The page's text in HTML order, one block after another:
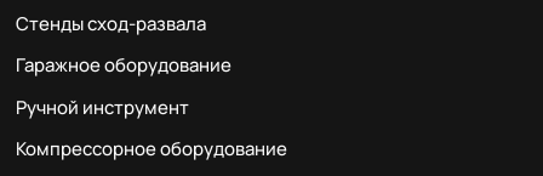
Стенды сход-развала
Гаражное оборудование
Ручной инструмент
Компрессорное оборудование